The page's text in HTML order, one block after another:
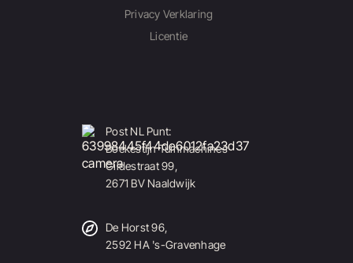
Privacy Verklaring
Licentie
Post NL Punt:
Boekestijn Tuinmachines
Gildestraat 99,
2671 BV Naaldwijk
De Horst 96,
2592 HA 's-Gravenhage